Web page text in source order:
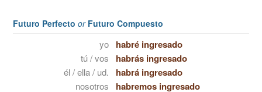
Futuro Perfecto orFuturo Compuesto
yo habré ingresado
tú / vos habrás ingresado
él / ella / ud. habrá ingresado
nosotros habremos ingresado